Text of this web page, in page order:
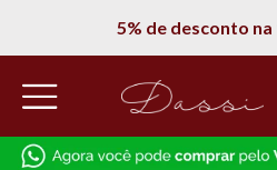
5% de desconto na